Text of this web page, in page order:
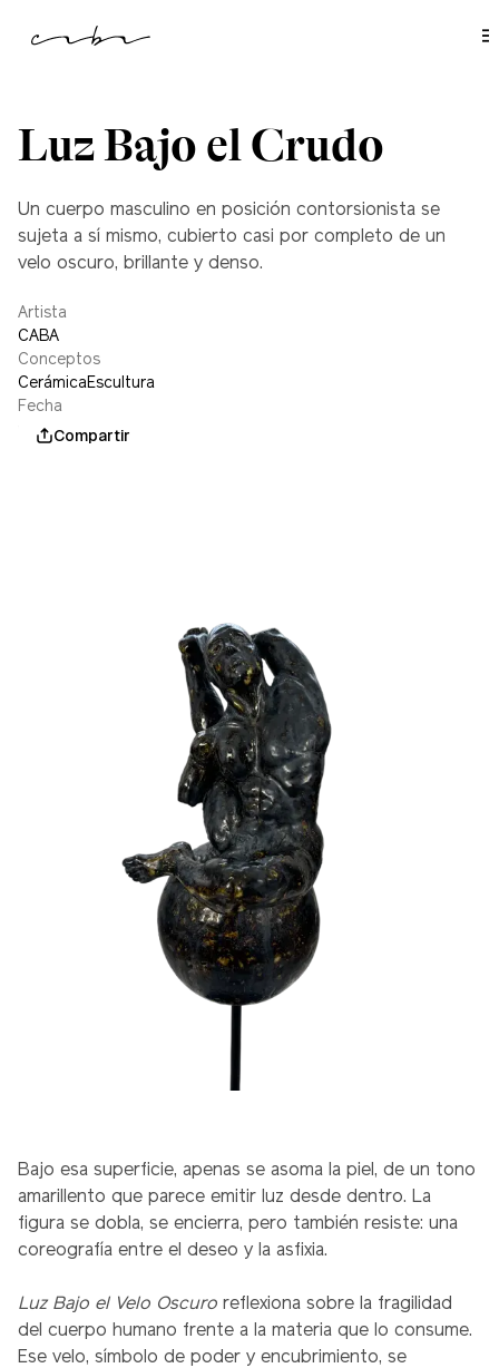
Luz Bajo el Crudo
Un cuerpo masculino en posición contorsionista se
sujeta a sí mismo, cubierto casi por completo de un
velo oscuro, brillante y denso.
Artista
CABA
Conceptos
CerámicaEscultura
Fecha
mayo 1, 2021
Compartir
Bajo esa superficie, apenas se asoma la piel, de un tono
amarillento que parece emitir luz desde dentro. La
figura se dobla, se encierra, pero también resiste: una
coreografía entre el deseo y la asfixia.
Luz Bajo el Velo Oscuro reflexiona sobre la fragilidad
del cuerpo humano frente a la materia que lo consume.
Ese velo, símbolo de poder y encubrimiento, se